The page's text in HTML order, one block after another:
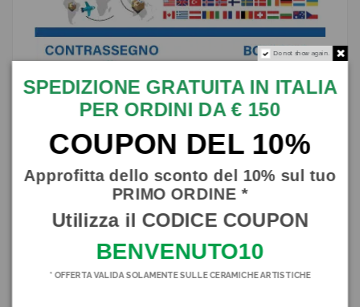
Do not show again.
SPEDIZIONE GRATUITA IN ITALIA
PER ORDINI DA € 150
COUPON DEL 10%
Approfitta dello sconto del 10% sul tuo
PRIMO ORDINE *
Utilizza il CODICE COUPON
BENVENUTO10
* OFFERTA VALIDA SOLAMENTE SULLE CERAMICHE ARTISTICHE